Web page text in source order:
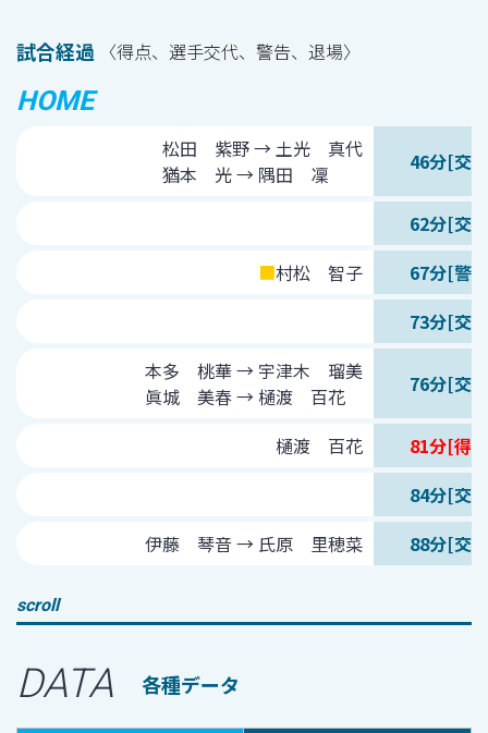
試合経過 〈得点、選手交代、警告、退場〉
HOME
松田 紫野 → 土光 真代
猶本 光 → 隅田 凜
46分[交
62分[交
■村松 智子
67分[警
73分[交
本多 桃華 → 宇津木 瑠美
眞城 美春 → 樋渡 百花
76分[交
樋渡 百花
81分[得
84分[交
伊藤 琴音 → 氏原 里穂菜
88分[交
scroll
DATA 各種データ